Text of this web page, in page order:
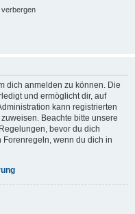
verbergen
dich anmelden zu können. Die
und ermöglicht dir, auf
kann registrierten
Beachte bitte unsere
bevor du dich
wenn du dich in